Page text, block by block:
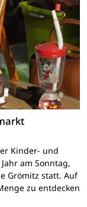
Kinder- und
am Sonntag,
Grömitz statt. Auf
zu entdecken